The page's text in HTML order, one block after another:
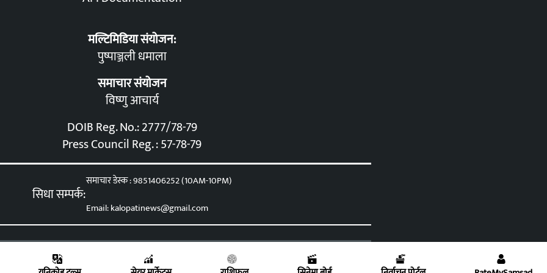
मल्टिमिडिया संयोजन:
पुष्पाञ्जली धमाला
समाचार संयोजन
विष्णु आचार्य
DOIB Reg. No.: 2777/78-79
Press Council Reg. : 57-78-79
सिधा सम्पर्क:
समाचार डेस्क : 9851406252 (10AM-10PM)
Email: kalopatinews@gmail.com
Developed & Maintained byEservices Nepal